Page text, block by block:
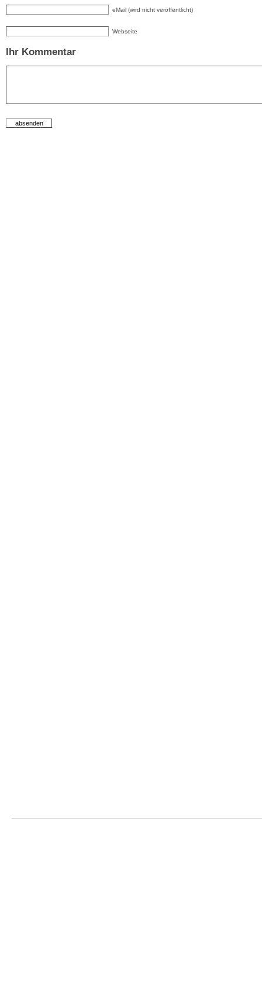
eMail (wird nicht veröffentlicht)
Webseite
Ihr Kommentar